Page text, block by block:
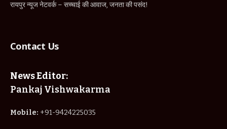
रायपुर न्यूज नेटवर्क – सच्चाई की आवाज, जनता की पसंद!
Contact Us
News Editor:
Pankaj Vishwakarma
Mobile: +91-9424225035